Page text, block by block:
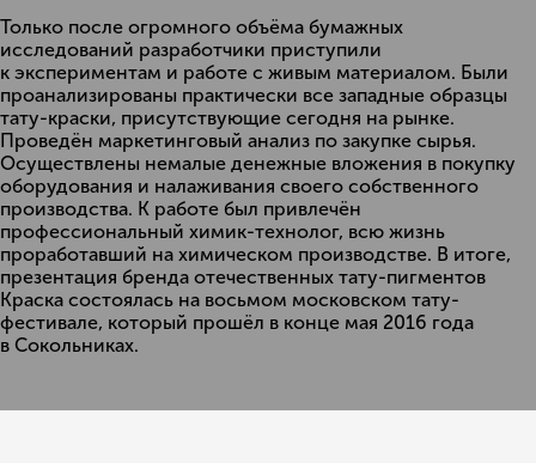
Только после огромного объёма бумажных
исследований разработчики приступили
к экспериментам и работе с живым материалом. Были
проанализированы практически все западные образцы
тату-краски, присутствующие сегодня на рынке.
Проведён маркетинговый анализ по закупке сырья.
Осуществлены немалые денежные вложения в покупку
оборудования и налаживания своего собственного
производства. К работе был привлечён
профессиональный химик-технолог, всю жизнь
проработавший на химическом производстве. В итоге,
презентация бренда отечественных тату-пигментов
Краска состоялась на восьмом московском тату-
фестивале, который прошёл в конце мая 2016 года
в Сокольниках.